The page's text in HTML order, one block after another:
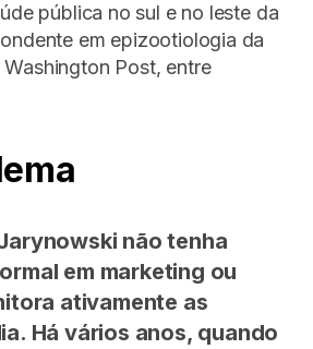
pública no sul e no leste da
em epizootiologia da
Post, entre
não tenha
em marketing ou
ativamente as
Há vários anos, quando